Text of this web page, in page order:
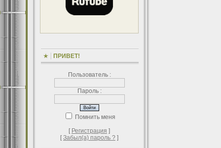
ПРИВЕТ!
Пользователь :
Пароль :
Помнить меня
[ Регистрация ]
[Забыл(а) пароль ? ]